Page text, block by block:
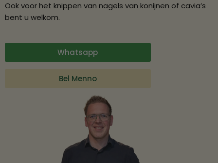
Ook voor het knippen van nagels van konijnen of cavia’s
bent u welkom.
Whatsapp
Bel Menno